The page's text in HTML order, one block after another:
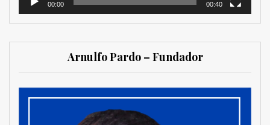
00:00 00:40
Arnulfo Pardo – Fundador